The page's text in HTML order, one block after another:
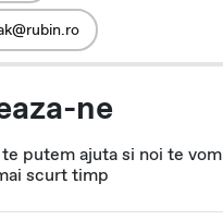
ne
putem ajuta si noi te vom
scurt timp